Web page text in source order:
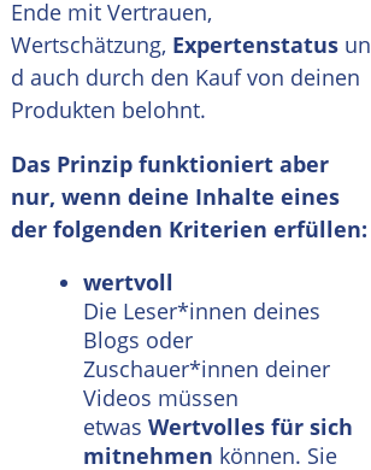
Ende mit Vertrauen,
Wertschätzung, Expertenstatus un
d auch durch den Kauf von deinen
Produkten belohnt.
Das Prinzip funktioniert aber
nur, wenn deine Inhalte eines
der folgenden Kriterien erfüllen:
wertvoll
Die Leser*innen deines
Blogs oder
Zuschauer*innen deiner
Videos müssen
etwas Wertvolles für sich
mitnehmen können. Sie